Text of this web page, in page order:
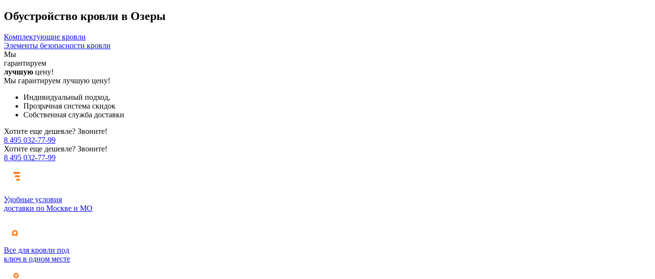
Обустройство кровли в Озеры
Комплектующие кровли
Элементы безопасности кровли
Мы
гарантируем
лучшую цену!
Мы гарантируем лучшую цену!
Индивидуальный подход,
Прозрачная система скидок
Собственная служба доставки
Хотите еще дешевле? Звоните!
8 495 032-77-99
Хотите еще дешевле? Звоните!
8 495 032-77-99
Удобные условия
доставки по Москве и МО
Все для кровли под
ключ в одном месте